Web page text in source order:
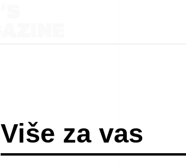
Više za vas